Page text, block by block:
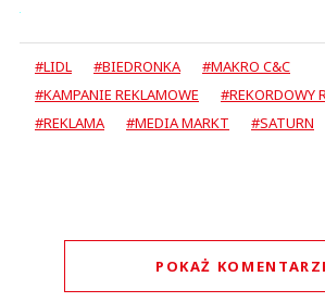
#LIDL #BIEDRONKA
#MAKRO C&C
#KAMPANIE REKLAMOWE
#REKORDOWY
#REKLAMA
#MEDIA MARKT #SATURN
POKAŻ